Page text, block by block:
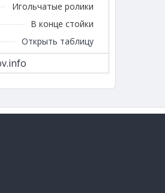
Игольчатые ролики
В конце стойки
Открыть таблицу